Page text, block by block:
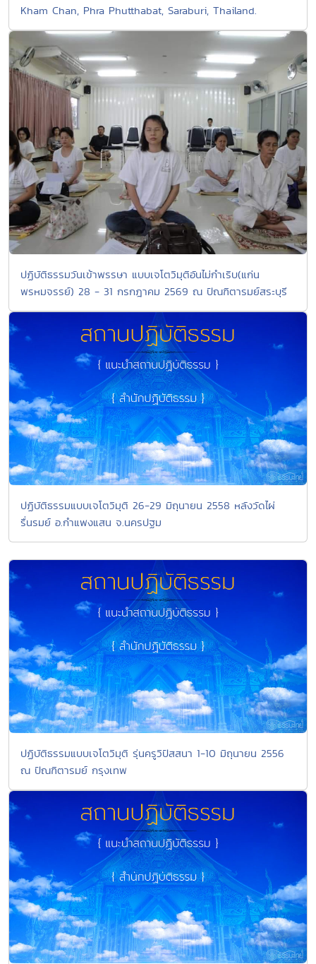
Kham Chan, Phra Phutthabat, Saraburi, Thailand.
ปฏิบัติธรรมวันเข้าพรรษา แบบเจโตวิมุติอันไม่กำเริบ(แก่น
พรหมจรรย์) 28 - 31 กรกฎาคม 2569 ณ ปัณฑิตารมย์สระบุรี
ปฏิบัติธรรมแบบเจโตวิมุติ 26-29 มิถุนายน 2558 หลังวัดไผ่
รื่นรมย์ อ.กำแพงแสน จ.นครปฐม
ปฏิบัติธรรมแบบเจโตวิมุติ รุ่นครูวิปัสสนา 1-10 มิถุนายน 2556
ณ ปัณฑิตารมย์ กรุงเทพ